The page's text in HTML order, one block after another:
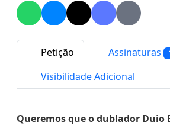
Petição Assinaturas
Visibilidade Adicional
Queremos que o dublador Duio